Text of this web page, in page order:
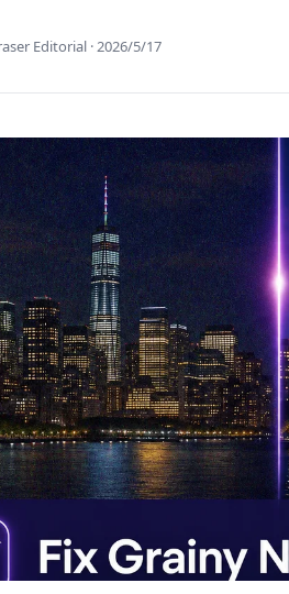
Editorial ·2026/5/17